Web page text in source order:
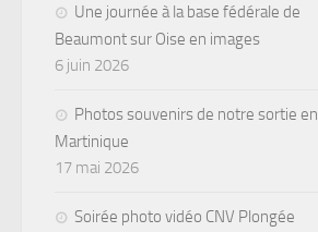
Une journée à la base fédérale de
Beaumont sur Oise en images
6 juin 2026
Photos souvenirs de notre sortie en
Martinique
17 mai 2026
Soirée photo vidéo CNV Plongée